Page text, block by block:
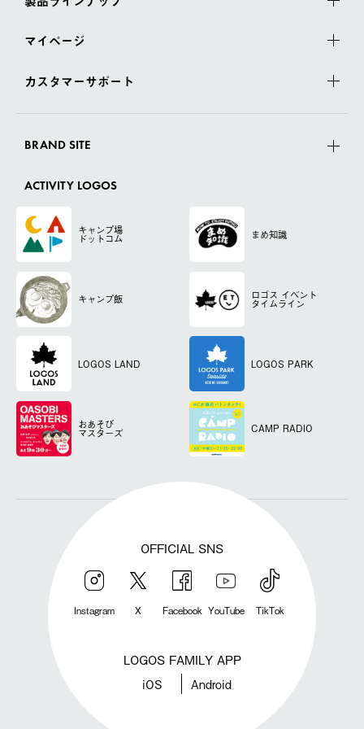
マイページ
カスタマーサポート
BRAND SITE
ACTIVITY LOGOS
キャンプ場
ドットコム まめ知識
キャンプ飯 ロゴス イベント
タイムライン
LOGOS LAND LOGOS PARK
おあそび
マスターズ CAMP RADIO
OFFICIAL SNS
Instagram X Facebook YouTube TikTok
LOGOS FAMILY APP
iOS Android